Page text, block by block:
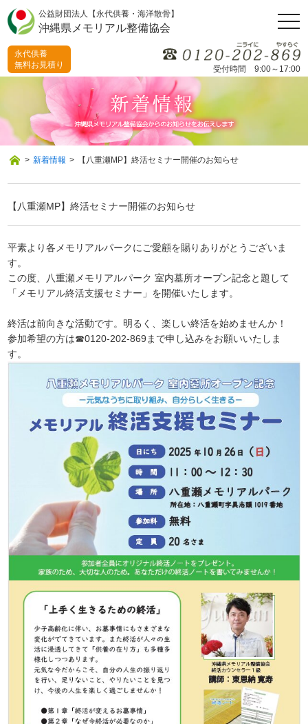
公益財団法人【永代供養・海洋散骨】
沖縄県メモリアル整備協会
受付時間 9:00～17:00
永代供養
無料お見積り
> 新着情報 > 【八重瀬MP】終活セミナー開催のお知らせ
【八重瀬MP】終活セミナー開催のお知らせ
平素より各メモリアルパークにご愛顧を賜りありがとうございま
す。
この度、八重瀬メモリアルパーク 室内墓所オープン記念と題して
「メモリアル終活支援セミナー」を開催いたします。
終活は前向きな活動です。明るく、楽しい終活を始めませんか！
参加希望の方は☎0120-202-869まで申し込みをお願いいたしま
す。